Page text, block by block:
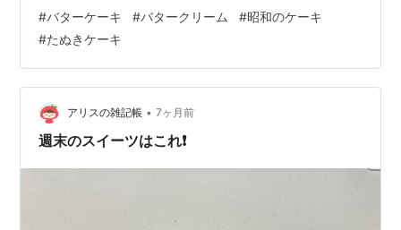
毒を吐くのでこちら。 よろしくお願いいたします。 たぬ
きケーキを探し求めて 思い出のまずさ バタークリームの
思い出 バタークリームについて調べてみた たぬきケーキ
もバタークリームもかわいい たぬきケーキを探し求めて
みなさんは、たぬきケーキをご存じだろうか？ チョコレ
ートを…
#バターケーキ #バタークリーム #昭和のケーキ
#たぬきケーキ
アリスの雑記帳 • 7ヶ月前
週末のスイーツはこれ❗️